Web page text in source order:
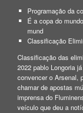
Programação da
É a copa do
mund
Classificação
Classificação das
2022 pablo Longoria
convencer o Arsenal,
chamar de apostas
imprensa do
veículo que deu a